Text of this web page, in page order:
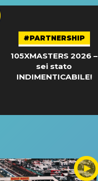
#PARTNERSHIP
105XMASTERS 2026 –
sei stato
INDIMENTICABILE!